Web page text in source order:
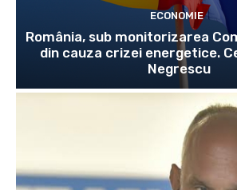
ECONOMIE
România, sub monitorizarea
din cauza crizei energetice.
Negrescu